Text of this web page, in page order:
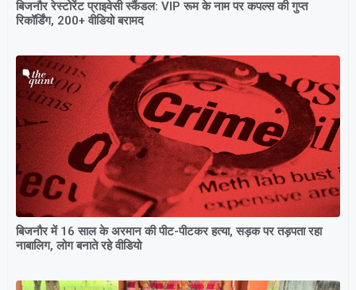
बिजनौर रेस्टोरेंट प्राइवेसी स्कैंडल: VIP रूम के नाम पर कपल्स की गुप्त
रिकॉर्डिंग, 200+ वीडियो बरामद
बिजनौर में 16 साल के अरमान की पीट-पीटकर हत्या, सड़क पर तड़पता रहा
नाबालिग, लोग बनाते रहे वीडियो